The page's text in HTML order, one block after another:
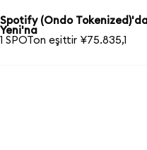
Spotify (Ondo
Yeni'na
1 SPOTon eşittir ¥75.835,1